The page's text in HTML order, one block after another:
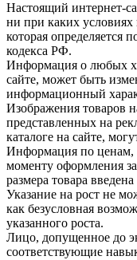
Настоящий интернет-
ни при каких условиях
которая определяется
кодекса РФ.
Информация о любых
сайте, может быть
информационный
Изображения товаров
представленных на
каталоге на сайте,
Информация по ценам,
моменту оформления
размера товара
Указание на рост не
как безусловная
указанного роста.
Лицо, допущенное до
соответствующие